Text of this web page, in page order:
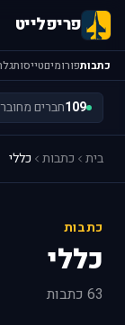
פריפלייט
כתבותפורומיםטייסות
109חברים
בית כתבות כללי
כתבות
כללי
63 כתבות